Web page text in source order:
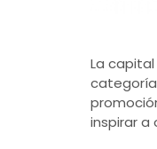
La
categoría
inspirar a